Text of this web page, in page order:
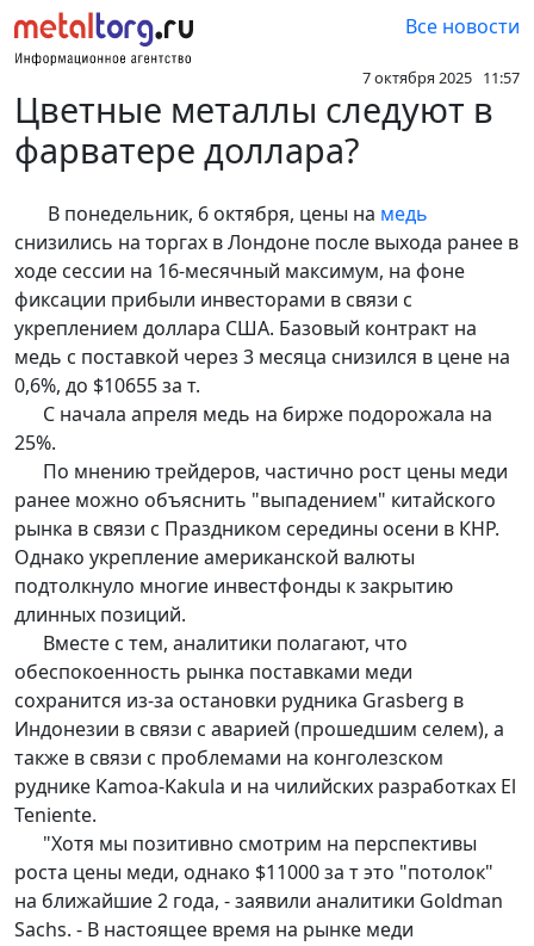
Все новости
7 октября 2025 11:57
Цветные металлы следуют в
фарватере доллара?
В понедельник, 6 октября, цены на медь
снизились на торгах в Лондоне после выхода ранее в
ходе сессии на 16-месячный максимум, на фоне
фиксации прибыли инвесторами в связи с
укреплением доллара США. Базовый контракт на
медь с поставкой через 3 месяца снизился в цене на
0,6%, до $10655 за т.
С начала апреля медь на бирже подорожала на
25%.
По мнению трейдеров, частично рост цены меди
ранее можно объяснить "выпадением" китайского
рынка в связи с Праздником середины осени в КНР.
Однако укрепление американской валюты
подтолкнуло многие инвестфонды к закрытию
длинных позиций.
Вместе с тем, аналитики полагают, что
обеспокоенность рынка поставками меди
сохранится из-за остановки рудника Grasberg в
Индонезии в связи с аварией (прошедшим селем), а
также в связи с проблемами на конголезском
руднике Kamoa-Kakula и на чилийских разработках El
Teniente.
"Хотя мы позитивно смотрим на перспективы
роста цены меди, однако $11000 за т это "потолок"
на ближайшие 2 года, - заявили аналитики Goldman
Sachs. - В настоящее время на рынке меди